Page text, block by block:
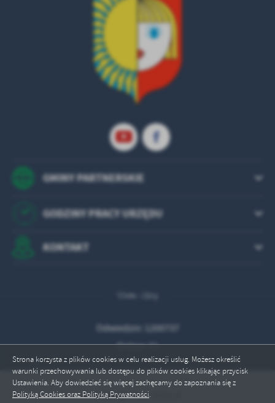
GMINY PARTNERSKIE
GODZINY PRACY URZĘDU
KONTAKT
Odwiedzin: 1200737
Online: 71
Copyright by rabka.pl
Strona korzysta z plików cookies w celu realizacji usług. Możesz określić
warunki przechowywania lub dostępu do plików cookies klikając przycisk
Ustawienia. Aby dowiedzieć się więcej zachęcamy do zapoznania się z
Polityką Cookies oraz Polityką Prywatności.
ZAPISZ WYBRANE